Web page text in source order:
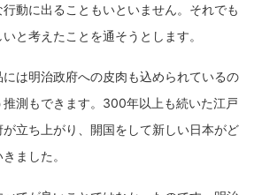
動に出ることもいといません。それでも
と考えたことを通そうとします。
は明治政府への皮肉も込められているの
測もできます。300年以上も続いた江戸
立ち上がり、開国をして新しい日本がど
ました。